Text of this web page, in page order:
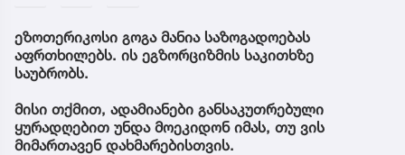
ეზოთერიკოსი გოგა მანია საზოგადოებას
აფრთხილებს. ის ეგზორციზმის საკითხზე
საუბრობს.
მისი თქმით, ადამიანები განსაკუთრებული
ყურადღებით უნდა მოეკიდონ იმას, თუ ვის
მიმართავენ დახმარებისთვის.